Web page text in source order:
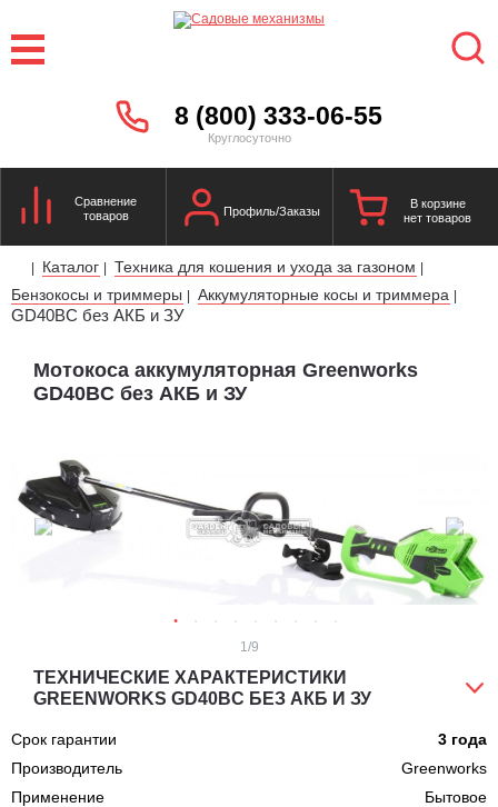
8 (800) 333-06-55
Круглосуточно
Сравнение
товаров
Профиль/Заказы
В корзине
нет товаров
| Каталог | Техника для кошения и ухода за газоном |
Бензокосы и триммеры | Аккумуляторные косы и триммера |
GD40BC без АКБ и ЗУ
Мотокоса аккумуляторная Greenworks
GD40BC без АКБ и ЗУ
1/9
ТЕХНИЧЕСКИЕ ХАРАКТЕРИСТИКИ
GREENWORKS GD40BC БЕЗ АКБ И ЗУ
Срок гарантии
3 года
Производитель
Greenworks
Применение
Бытовое